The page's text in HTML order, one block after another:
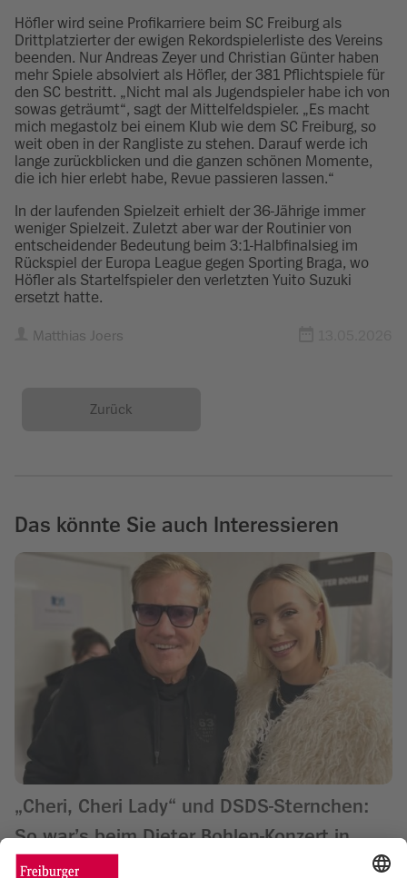
Höfler wird seine Profikarriere beim SC Freiburg als
Drittplatzierter der ewigen Rekordspielerliste des Vereins
beenden. Nur Andreas Zeyer und Christian Günter haben
mehr Spiele absolviert als Höfler, der 381 Pflichtspiele für
den SC bestritt. „Nicht mal als Jugendspieler habe ich von
sowas geträumt“, sagt der Mittelfeldspieler. „Es macht
mich megastolz bei einem Klub wie dem SC Freiburg, so
weit oben in der Rangliste zu stehen. Darauf werde ich
lange zurückblicken und die ganzen schönen Momente,
die ich hier erlebt habe, Revue passieren lassen.“
In der laufenden Spielzeit erhielt der 36-Jährige immer
weniger Spielzeit. Zuletzt aber war der Routinier von
entscheidender Bedeutung beim 3:1-Halbfinalsieg im
Rückspiel der Europa League gegen Sporting Braga, wo
Höfler als Startelfspieler den verletzten Yuito Suzuki
ersetzt hatte.
Matthias Joers
Zurück
Das könnte Sie auch Interessieren
„Cheri, Cheri Lady“ und DSDS-Sternchen:
So war’s beim Dieter Bohlen-Konzert in
Freiburg